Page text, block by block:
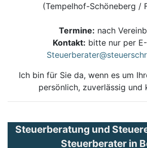
(Tempelhof-Schöneberg /
Termine: nach
Kontakt: bitte nur per
Ich bin für Sie da, wenn es um
persönlich, zuverlässig und
Steuerberatung und
Steuerberater in